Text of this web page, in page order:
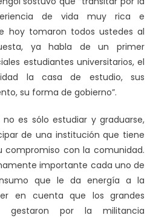
de vida muy rica e
hoy tomaron todos ustedes al
ya habla de un primer
estudiantes universitarios, el
la casa de estudio, sus
su forma de gobierno”.
no es sólo estudiar y graduarse,
de una institución que tiene
compromiso con la comunidad.
importante cada uno de
que le da energía a la
en cuenta que los grandes
gestaron por la militancia